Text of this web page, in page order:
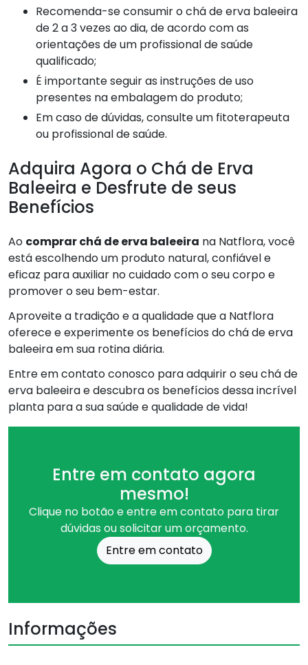
Recomenda-se consumir o chá de erva baleeira
de 2 a 3 vezes ao dia, de acordo com as
orientações de um profissional de saúde
qualificado;
É importante seguir as instruções de uso
presentes na embalagem do produto;
Em caso de dúvidas, consulte um fitoterapeuta
ou profissional de saúde.
Adquira Agora o Chá de Erva
Baleeira e Desfrute de seus
Benefícios
Ao comprar chá de erva baleeira na Natflora, você
está escolhendo um produto natural, confiável e
eficaz para auxiliar no cuidado com o seu corpo e
promover o seu bem-estar.
Aproveite a tradição e a qualidade que a Natflora
oferece e experimente os benefícios do chá de erva
baleeira em sua rotina diária.
Entre em contato conosco para adquirir o seu chá de
erva baleeira e descubra os benefícios dessa incrível
planta para a sua saúde e qualidade de vida!
Entre em contato agora
mesmo!
Clique no botão e entre em contato para tirar
dúvidas ou solicitar um orçamento.
Entre em contato
Informações